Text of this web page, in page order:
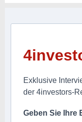
Exklusive
der 4investors-
Geben Sie Ihre